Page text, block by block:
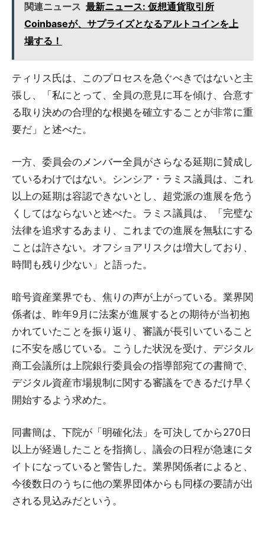
関連ニュース 最新ニュース: 仮想通貨取引所
Coinbaseが、サプライズとなるアルトコインを上
場する！
ティリス氏は、このプロセスを急ぐべきではないと主
張し、「私にとって、全員の意見に耳を傾け、合意す
る取り決めの合理的な根拠を確立することが非常に重
要だ」と述べた。
一方、委員会のメンバー全員がさらなる延期に賛成し
ているわけではない。シンシア・ラミス議員は、これ
以上の延期は容認できないとし、超党派の進展を危う
くしてはならないと述べた。ラミス議員は、「完璧な
法律を追求するあまり、これまでの進展を無駄にする
ことは許さない。オフショアリスクは増大しており、
時間も残り少ない」と語った。
暗号資産業界でも、焦りの声が上がっている。業界関
係者は、昨年9月に法案が進展するとの期待が当初抱
かれていたことを振り返り、審議が長引いていること
に不安を感じている。こうした状況を受け、デジタル
商工会議所は上院銀行委員会の指導部宛ての書簡で、
デジタル資産市場規制に関する審議をできるだけ早く
開始するよう求めた。
同書簡は、下院が「明確化法」を可決してから270日
以上が経過したことを指摘し、議会の日程が急速にタ
イトになっていると警告した。業界関係者によると、
今後数日のうちに他の業界団体からも同様の要請が出
される見込みだという。